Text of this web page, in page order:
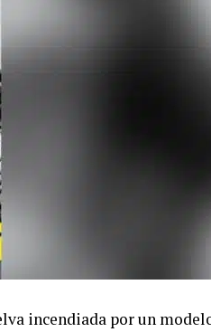
incendiada por un